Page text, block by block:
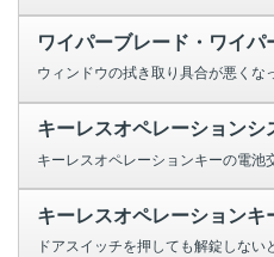
ワイパーブレード・ワイパ
キーレスオペレーションシ
キーレスオペレーションキ